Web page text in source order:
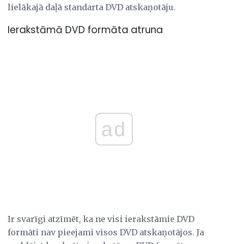
lielākajā daļā standarta DVD atskaņotāju.
Ierakstāmā DVD formāta atruna
ad
Ir svarīgi atzīmēt, ka ne visi ierakstāmie DVD
formāti nav pieejami visos DVD atskaņotājos. Ja